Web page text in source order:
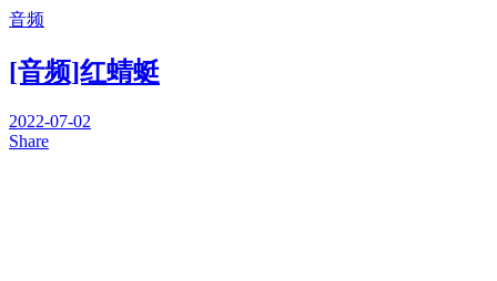
音频
[音频]红蜻蜓
2022-07-02
Share